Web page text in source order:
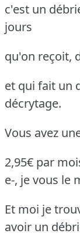
c'est un
jours
qu'on reçoit,
et qui fait un
décrytage.
Vous avez
2,95€ par
e-, je vous le
Et moi je
avoir un